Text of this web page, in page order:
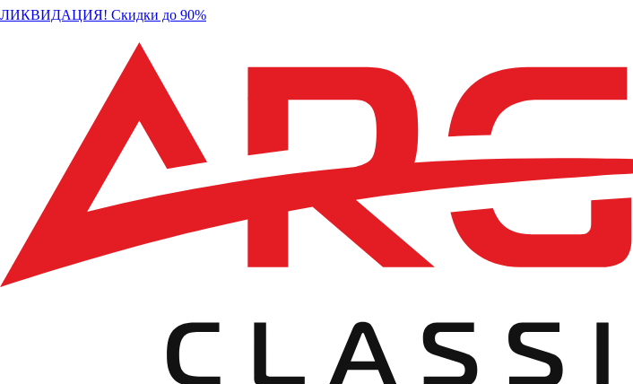
ЛИКВИДАЦИЯ! Скидки до 90%